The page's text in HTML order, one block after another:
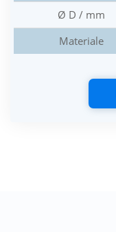
Ø D / mm
Materiale